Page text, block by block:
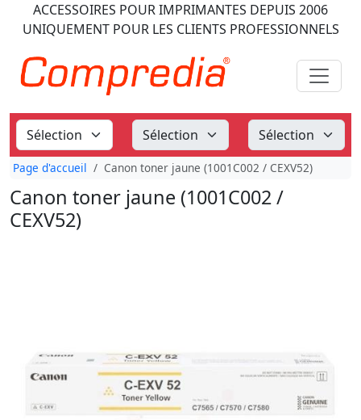
ACCESSOIRES POUR IMPRIMANTES DEPUIS 2006
UNIQUEMENT POUR LES CLIENTS PROFESSIONNELS
Page d'accueil Canon toner jaune (1001C002 / CEXV52)
Canon toner jaune (1001C002 /
CEXV52)